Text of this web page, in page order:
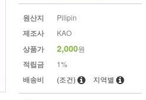
원산지 Pilipin
제조사 KAO
상품가 2,000원
적립금 1%
배송비 (조건) 지역별